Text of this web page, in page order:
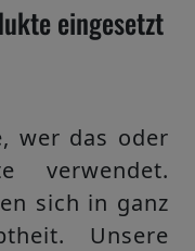
eingesetzt
wer das oder
verwendet.
sich in ganz
Unsere